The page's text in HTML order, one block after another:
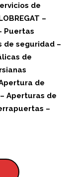
de
–
Puertas
de seguridad –
de
de
Aperturas de
–